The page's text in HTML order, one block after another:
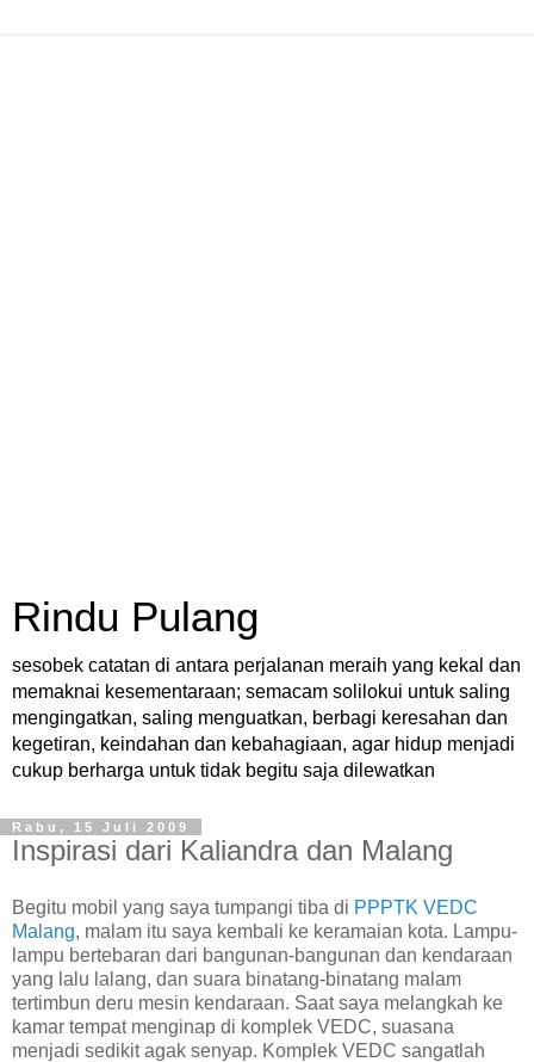
Rindu Pulang
sesobek catatan di antara perjalanan meraih yang kekal dan
memaknai kesementaraan; semacam solilokui untuk saling
mengingatkan, saling menguatkan, berbagi keresahan dan
kegetiran, keindahan dan kebahagiaan, agar hidup menjadi
cukup berharga untuk tidak begitu saja dilewatkan
Rabu, 15 Juli 2009
Inspirasi dari Kaliandra dan Malang
Begitu mobil yang saya tumpangi tiba di PPPTK VEDC
Malang, malam itu saya kembali ke keramaian kota. Lampu-
lampu bertebaran dari bangunan-bangunan dan kendaraan
yang lalu lalang, dan suara binatang-binatang malam
tertimbun deru mesin kendaraan. Saat saya melangkah ke
kamar tempat menginap di komplek VEDC, suasana
menjadi sedikit agak senyap. Komplek VEDC sangatlah